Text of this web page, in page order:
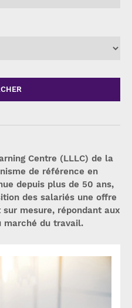
Centre (LLLC) de la
de référence en
depuis plus de 50 ans,
des salariés une offre
mesure, répondant aux
marché du travail.